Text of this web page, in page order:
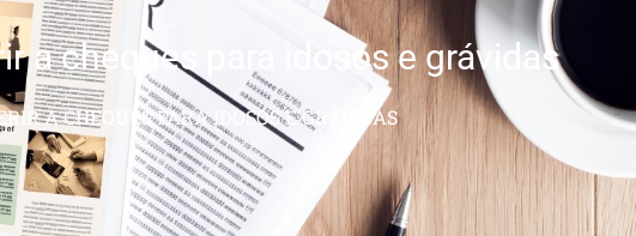
a cheques para idosos e grávidas
A CHEQUES PARA IDOSOS E GRÁVIDAS